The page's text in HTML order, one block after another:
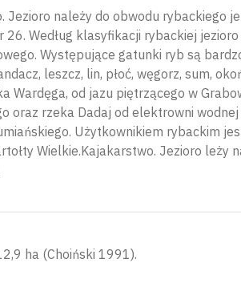
Jezioro należy do obwodu rybackiego
26. Według klasyfikacji rybackiej
Występujące gatunki ryb są
leszcz, lin, płoć, węgorz, sum,
Wardęga, od jazu piętrzącego w
oraz rzeka Dadaj od elektrowni
Użytkownikiem rybackim
Wielkie.Kajakarstwo. Jezioro leży
ha (Choiński 1991).